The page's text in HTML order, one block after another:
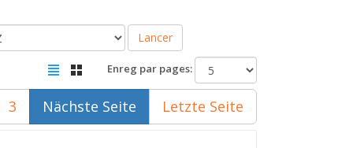
Lancer
Enreg par pages:
3 Nächste Seite Letzte Seite